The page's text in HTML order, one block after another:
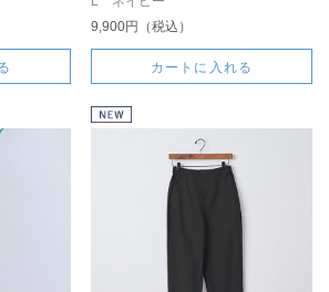
9,900円（税込）
カートに入れる